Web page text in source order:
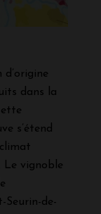
dans la
s’étend
Le vignoble
Seurin-de-